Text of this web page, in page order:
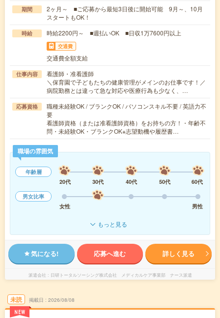
期間
2ヶ月～ ■ご応募から最短3日後に開始可能 9月～、10月
スタートもOK！
時給 時給2200円～ ■週払いOK ■日収1万7600円以上
交通費
交通費全額支給
仕事内容
看護師・准看護師
＼保育園で子どもたちの健康管理がメインのお仕事です！／
病院勤務とは違って急な対応や医療行為も少なく、…
応募資格
職種未経験OK / ブランクOK / パソコンスキル不要 / 英語力不
要
看護師資格（または准看護師資格）をお持ちの方！・年齢不
問・未経験OK・ブランクOK※志望動機や履歴書…
職場の雰囲気
年齢層
20代
30代 40代 50代
60代
男女比率
女性
男性
もっと見る
気になる! 応募へ進む 詳しく見る
派遣会社 日研トータルソーシング株式会社 メディカルケア事業部 ナース派遣
未読
NEW
掲載日 2026/08/08